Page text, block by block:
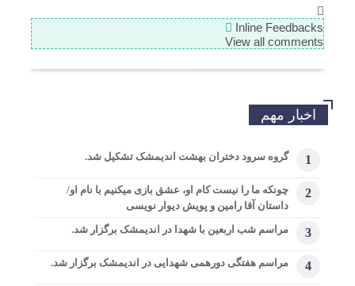
Inline Feedbacks
View all comments
اخبار مهم
1 گروه سرود دختران بهشت اندیمشک تشکیل شد.
2
چونکه ما را نیست کام او، عشق بازی میکنیم با نام او/
داستان آقا رامین و پویش دیوار نویسی
3 مراسم شب اربعین با شهدا در اندیمشک برگزار شد.
4 مراسم هفتگی دورهمی شهدایی در اندیمشک برگزار شد.